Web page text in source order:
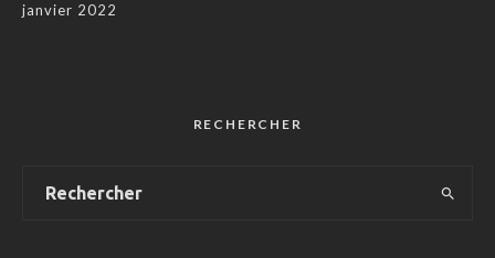
janvier 2022
RECHERCHER